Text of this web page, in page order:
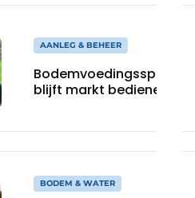
AANLEG & BEHEER
Bodemvoedingsspecialist
blijft markt bedienen
BODEM & WATER